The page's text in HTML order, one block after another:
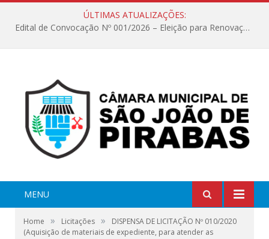
ÚLTIMAS ATUALIZAÇÕES:
Edital de Convocação Nº 001/2026 – Eleição para Renovação da Mesa Diretora – Biênio 2027/2028
MENU
Home » Licitações »
DISPENSA DE LICITAÇÃO Nº 010/2020
(Aquisição de materiais de expediente, para atender as